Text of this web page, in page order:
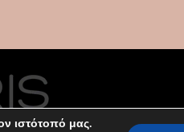
ιστότοπό μας.